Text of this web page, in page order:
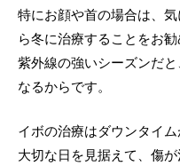
特にお顔や首の場合は、
ら冬に治療することをお勧
紫外線の強いシーズンだ
なるからです。
イボの治療はダウンタイム
大切な日を見据えて、傷